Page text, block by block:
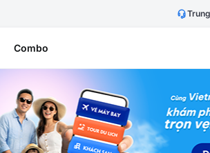
Combo